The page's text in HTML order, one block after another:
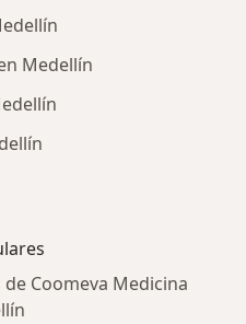
Medellín
Coomeva Medicina